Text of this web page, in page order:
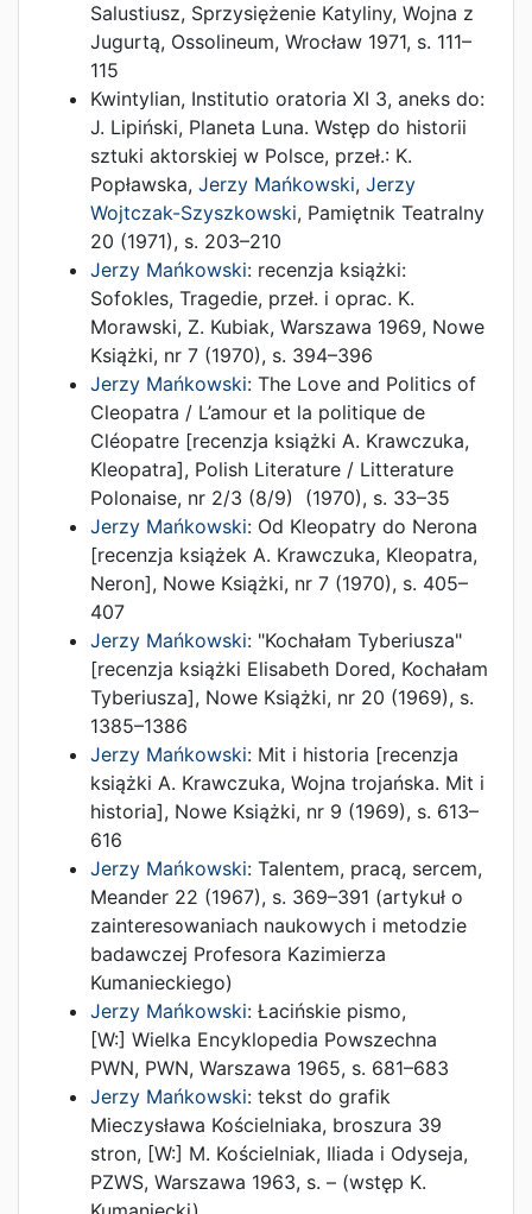
Salustiusz, Sprzysiężenie Katyliny, Wojna z
Jugurtą, Ossolineum, Wrocław 1971, s. 111–
115
Kwintylian, Institutio oratoria XI 3, aneks do:
J. Lipiński, Planeta Luna. Wstęp do historii
sztuki aktorskiej w Polsce, przeł.: K.
Popławska, Jerzy Mańkowski, Jerzy
Wojtczak-Szyszkowski, Pamiętnik Teatralny
20 (1971), s. 203–210
Jerzy Mańkowski: recenzja książki:
Sofokles, Tragedie, przeł. i oprac. K.
Morawski, Z. Kubiak, Warszawa 1969, Nowe
Książki, nr 7 (1970), s. 394–396
Jerzy Mańkowski: The Love and Politics of
Cleopatra / L’amour et la politique de
Cléopatre [recenzja książki A. Krawczuka,
Kleopatra], Polish Literature / Litterature
Polonaise, nr 2/3 (8/9)
(1970), s. 33–35
Jerzy Mańkowski: Od Kleopatry do Nerona
[recenzja książek A. Krawczuka, Kleopatra,
Neron], Nowe Książki, nr 7 (1970), s. 405–
407
Jerzy Mańkowski: "Kochałam Tyberiusza"
[recenzja książki Elisabeth Dored, Kochałam
Tyberiusza], Nowe Książki, nr 20 (1969), s.
1385–1386
Jerzy Mańkowski: Mit i historia [recenzja
książki A. Krawczuka, Wojna trojańska. Mit i
historia], Nowe Książki, nr 9 (1969), s. 613–
616
Jerzy Mańkowski: Talentem, pracą, sercem,
Meander 22 (1967), s. 369–391 (artykuł o
zainteresowaniach naukowych i metodzie
badawczej Profesora Kazimierza
Kumanieckiego)
Jerzy Mańkowski: Łacińskie pismo,
[W:] Wielka Encyklopedia Powszechna
PWN, PWN, Warszawa 1965, s. 681–683
Jerzy Mańkowski: tekst do grafik
Mieczysława Kościelniaka, broszura 39
stron, [W:] M. Kościelniak, Iliada i Odyseja,
PZWS, Warszawa 1963, s. – (wstęp K.